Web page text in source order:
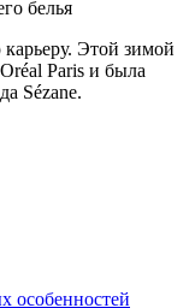
Этой зимой
Paris и была
Sézane.
особенностей